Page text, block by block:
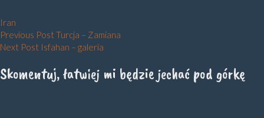
Iran
Nawigacja
wpisu
Previous Post Turcja – Zamiana
Next Post Isfahan – galeria
Skomentuj, łatwiej mi będzie jechać pod górkę